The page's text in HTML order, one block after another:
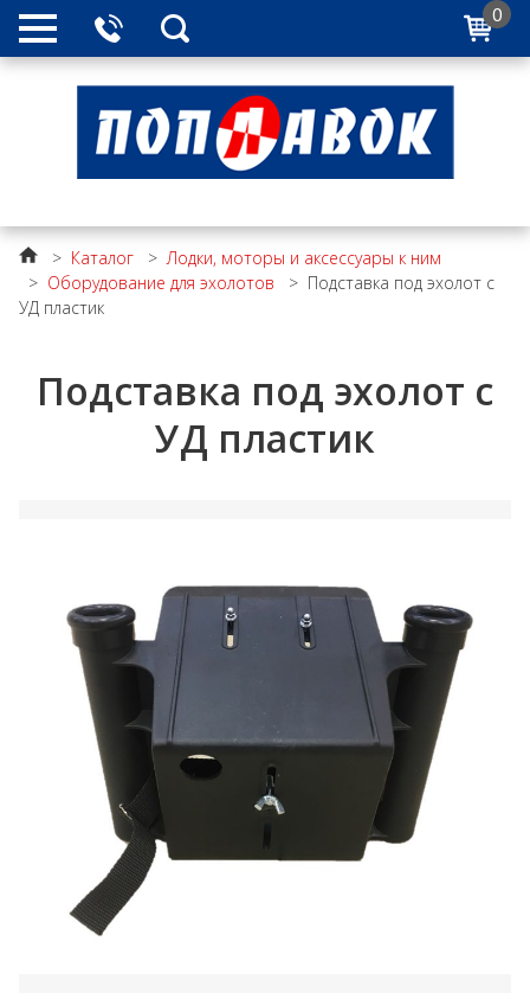
0
> Каталог >Лодки, моторы и аксессуары к ним
> Оборудование для эхолотов > Подставка под эхолот с
УД пластик
Подставка под эхолот с
УД пластик